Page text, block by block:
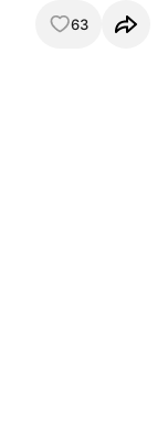
63